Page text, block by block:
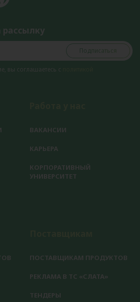
Подписаться
вы соглашаетесь с
ВАКАНСИИ
КАРЬЕРА
КОРПОРАТИВНЫЙ
УНИВЕРСИТЕТ
ПОСТАВЩИКАМ ПРОДУКТОВ
РЕКЛАМА В ТС «СЛАТА»
ТЕНДЕРЫ